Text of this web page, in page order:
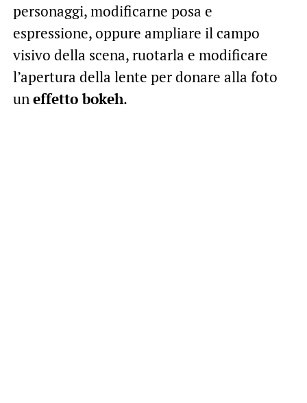
personaggi, modificarne posa e
espressione, oppure ampliare il campo
visivo della scena, ruotarla e modificare
l’apertura della lente per donare alla foto
uneffetto bokeh.